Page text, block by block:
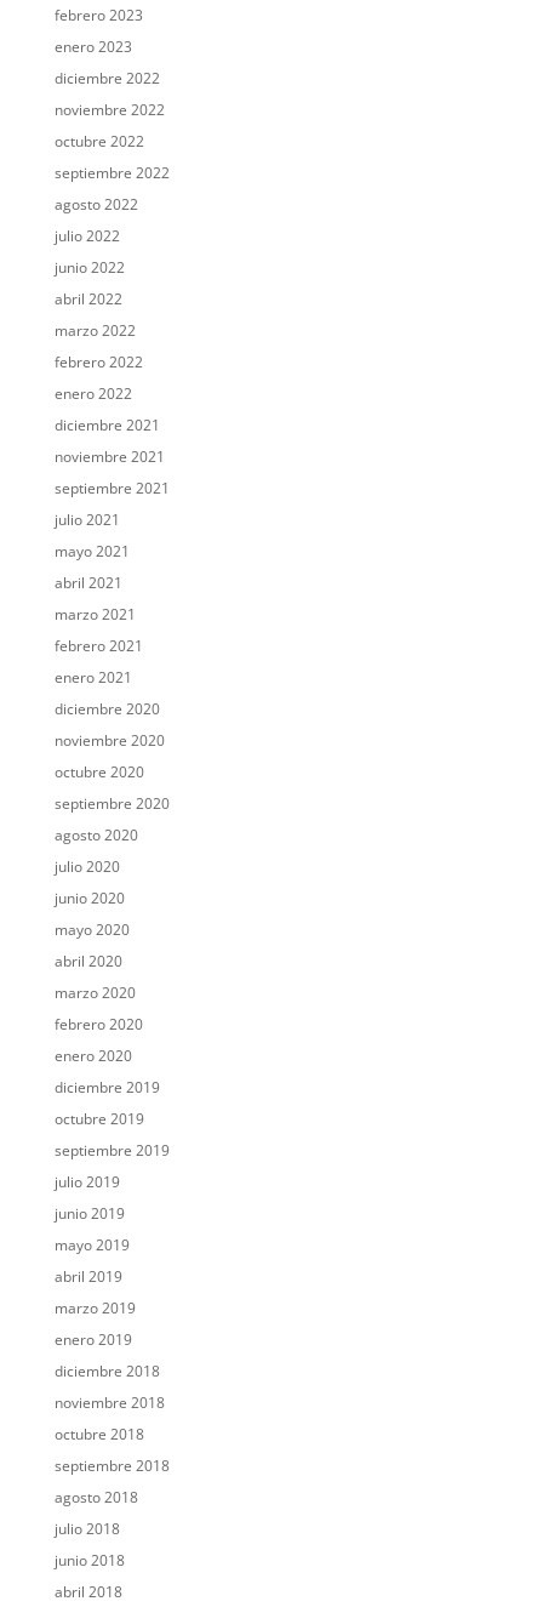
febrero 2023
enero 2023
diciembre 2022
noviembre 2022
octubre 2022
septiembre 2022
agosto 2022
julio 2022
junio 2022
abril 2022
marzo 2022
febrero 2022
enero 2022
diciembre 2021
noviembre 2021
septiembre 2021
julio 2021
mayo 2021
abril 2021
marzo 2021
febrero 2021
enero 2021
diciembre 2020
noviembre 2020
octubre 2020
septiembre 2020
agosto 2020
julio 2020
junio 2020
mayo 2020
abril 2020
marzo 2020
febrero 2020
enero 2020
diciembre 2019
octubre 2019
septiembre 2019
julio 2019
junio 2019
mayo 2019
abril 2019
marzo 2019
enero 2019
diciembre 2018
noviembre 2018
octubre 2018
septiembre 2018
agosto 2018
julio 2018
junio 2018
abril 2018